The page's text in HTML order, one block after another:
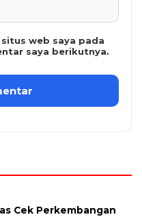
web saya pada
saya berikutnya.
Cek Perkembangan